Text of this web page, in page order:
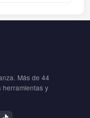
Más de 44
herramientas y